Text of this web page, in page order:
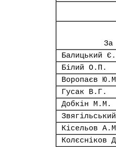
За
Балицький
Білий О.П.
Воропаєв
Гусак В.Г.
Добкін М.М.
Кісельов
Колєсніков